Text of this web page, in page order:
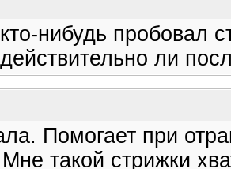
нибудь пробовал
ли
Помогает при
Мне такой стрижки